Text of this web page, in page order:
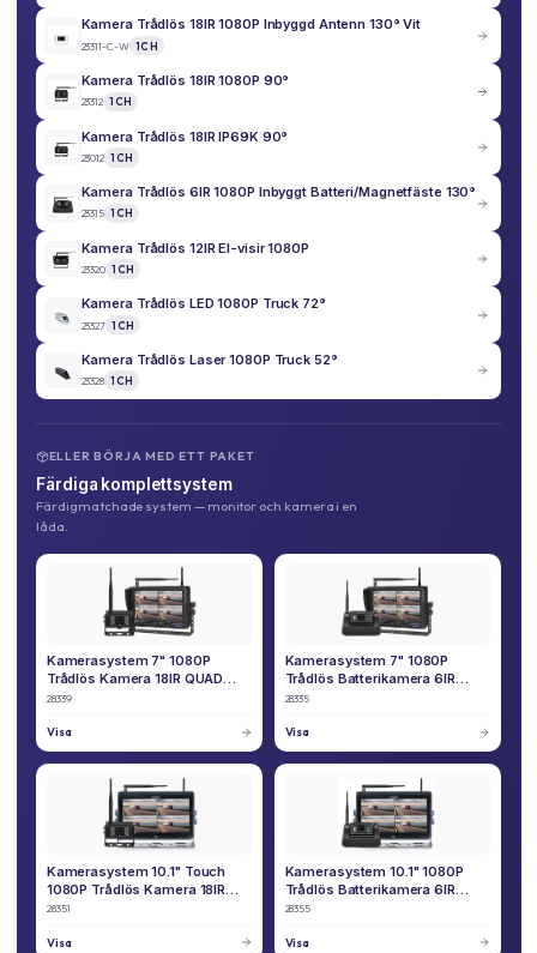
Kamera Trådlös 18IR 1080P Inbyggd Antenn 130° Vit
23311-C-W 1CH
Kamera Trådlös 18IR 1080P 90°
23312 1CH
Kamera Trådlös 18IR IP69K 90°
23012 1CH
Kamera Trådlös 6IR 1080P Inbyggt Batteri/Magnetfäste 130°
23315 1CH
Kamera Trådlös 12IR El-visir 1080P
23320 1CH
Kamera Trådlös LED 1080P Truck 72°
23327 1CH
Kamera Trådlös Laser 1080P Truck 52°
23328 1CH
ELLER BÖRJA MED ETT PAKET
Färdiga komplettsystem
Färdigmatchade system — monitor och kamera i en
låda.
Kamerasystem 7" 1080P
Trådlös Kamera 18IR QUAD
4CH
28339
Visa
Kamerasystem 7" 1080P
Trådlös Batterikamera 6IR
QUAD 4CH
28335
Visa
Kamerasystem 10.1" Touch
1080P Trådlös Kamera 18IR
QUAD 4CH
28351
Visa
Kamerasystem 10.1" 1080P
Trådlös Batterikamera 6IR
QUAD 4CH
28355
Visa